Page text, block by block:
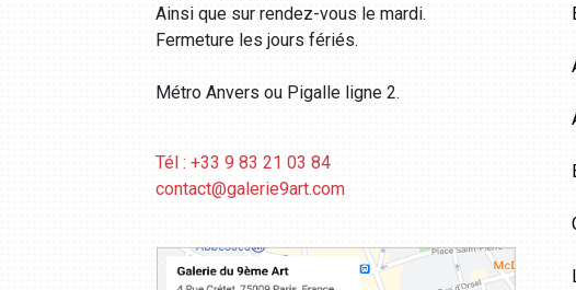
Ainsi que sur rendez-vous le mardi.
Fermeture les jours fériés.
Métro Anvers ou Pigalle ligne 2.
Tél : +33 9 83 21 03 84
contact@galerie9art.com